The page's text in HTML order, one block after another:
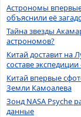
Астрономы впервые
объяснили её
Тайна звезды
астрономов?
Китай доставит на
составе
Китай впервые
Земли Камоалева
Зонд NASA Psyche
данные